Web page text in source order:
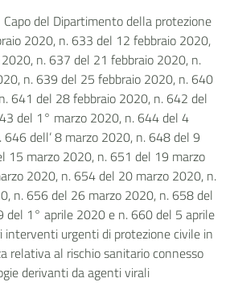
del Dipartimento della protezione
2020, n. 633 del 12 febbraio 2020,
n. 637 del 21 febbraio 2020, n.
n. 639 del 25 febbraio 2020, n. 640
641 del 28 febbraio 2020, n. 642 del
del 1° marzo 2020, n. 644 del 4
dell’ 8 marzo 2020, n. 648 del 9
15 marzo 2020, n. 651 del 19 marzo
2020, n. 654 del 20 marzo 2020, n.
n. 656 del 26 marzo 2020, n. 658 del
del 1° aprile 2020 e n. 660 del 5 aprile
interventi urgenti di protezione civile in
relativa al rischio sanitario connesso
derivanti da agenti virali